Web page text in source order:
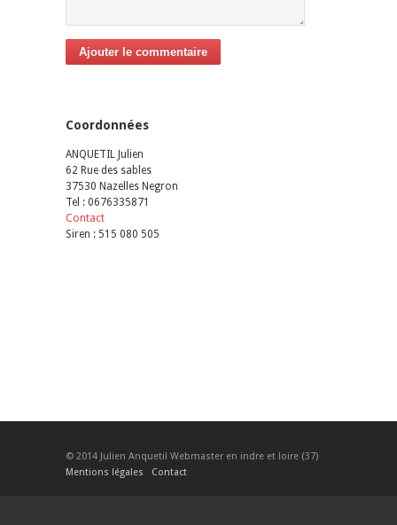
Ajouter le commentaire
Coordonnées
ANQUETIL Julien
62 Rue des sables
37530 Nazelles Negron
Tel : 0676335871
Contact
Siren : 515 080 505
© 2014 Julien Anquetil Webmaster en indre et loire (37)
Mentions légales
Contact